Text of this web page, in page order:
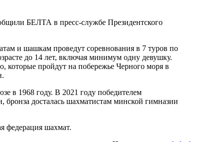
БЕЛТА в пресс-службе Президентского
и шашкам проведут соревнования в 7 туров по
до 14 лет, включая минимум одну девушку.
которые пройдут на побережье Черного моря в
в 1968 году. В 2021 году победителем
досталась шахматистам минской гимназии
федерация шахмат.